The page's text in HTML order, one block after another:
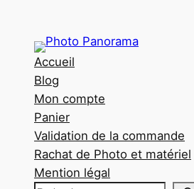
Accueil
Blog
Mon compte
Panier
Validation de la commande
Rachat de Photo et matériel
Mention légal